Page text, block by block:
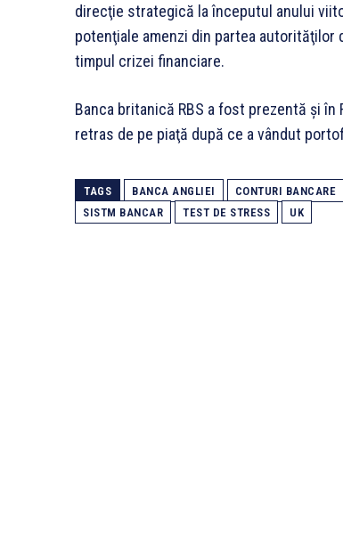
direcţie strategică la începutul anului
potenţiale amenzi din partea autorităţilor
timpul crizei financiare.
Banca britanică RBS a fost prezentă şi în
retras de pe piaţă după ce a vândut
TAGS BANCA ANGLIEI CONTURI BANCARE
SISTM BANCAR
TEST DE STRESS UK